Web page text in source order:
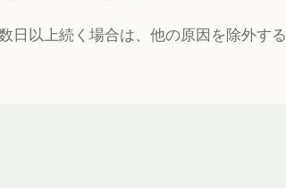
日以上続く場合は、他の原因を除外する